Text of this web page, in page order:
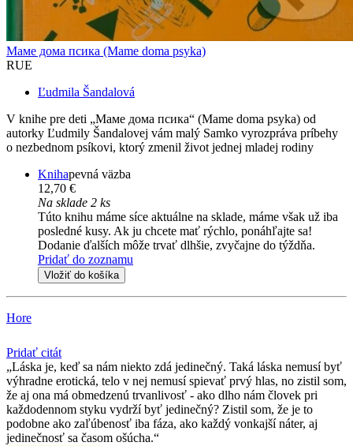
Маме дома псика (Mame doma psyka)
RUE
Ľudmila Šandalová
V knihe pre deti „Маме дома псика“ (Mame doma psyka) od
autorky Ľudmily Šandalovej vám malý Samko vyrozpráva príbehy
o nezbednom psíkovi, ktorý zmenil život jednej mladej rodiny
Knihapevná väzba
12,70 €
Na sklade 2 ks
Túto knihu máme síce aktuálne na sklade, máme však už iba
posledné kusy. Ak ju chcete mať rýchlo, ponáhľajte sa!
Dodanie ďalších môže trvať dlhšie, zvyčajne do týždňa.
Pridať do zoznamu
Vložiť do košíka
Hore
Pridať citát
Láska je, keď sa nám niekto zdá jedinečný. Taká láska nemusí byť
výhradne erotická, telo v nej nemusí spievať prvý hlas, no zistil som,
že aj ona má obmedzenú trvanlivosť - ako dlho nám človek pri
každodennom styku vydrží byť jedinečný? Zistil som, že je to
podobne ako zaľúbenosť iba fáza, ako každý vonkajší náter, aj
jedinečnosť sa časom ošúcha.